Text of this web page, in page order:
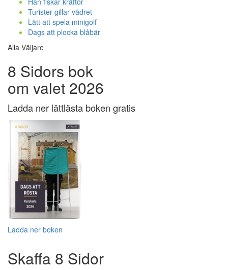
Turister gillar vädret
Lätt att spela minigolf
Dags att plocka blåbär
Alla Väljare
8 Sidors bok
om valet 2026
Ladda ner lättlästa boken gratis
Ladda ner boken
Skaffa 8 Sidor